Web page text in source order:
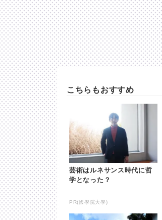
こちらもおすすめ
芸術はルネサンス時代に哲
学となった？
PR(國學院大學)